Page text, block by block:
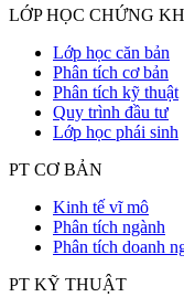
LỚP HỌC CHỨNG
Lớp học căn bản
Phân tích cơ bản
Phân tích kỹ thuật
Quy trình đầu tư
Lớp học phái sinh
PT CƠ BẢN
Kinh tế vĩ mô
Phân tích ngành
Phân tích doanh
PT KỸ THUẬT